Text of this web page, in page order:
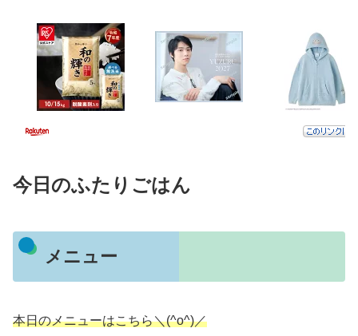
今日のふたりごはん
メニュー
本日のメニューはこちら＼(^o^)／